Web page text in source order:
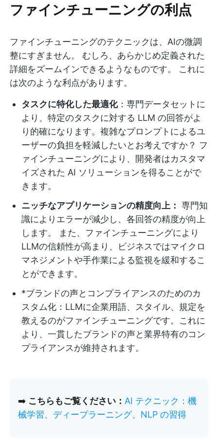
ファインチューニングの利点
ファインチューニングのテクニックは、AIの微調
整にすぎません。 むしろ、あらかじめ定義された
詳細をズームインできるようなものです。 これに
は次のような利点があります。
タスクに特化した最適化：専門データセットに
より、特定のタスクに対する LLM の回答がよ
り的確になります。複雑なプロンプトによるユ
ーザーの負担を軽減したいとお考えですか？ フ
ァインチューニングにより、開発者はカスタマ
イズされた AI ソリューションを得ることがで
きます。
ニッチなアプリケーションの精度向上： 専門知
識によりエラーが減少し、各回答の精度が向上
します。 また、ファインチューニングにより
LLMの信頼性が高まり、ビジネスではマイクロ
マネジメントや手作業による監視を緩和するこ
とができます。
*ブランドの声とコンプライアンスのためのカ
スタム化：LLMに企業用語、スタイル、規定を
教えるのがファインチューニングです。これに
より、一貫したブランドの声と業界特有のコン
プライアンスが維持されます。
➡️ こちらもご覧ください： AI テクニック：機
械学習、ディープラーニング、NLP の習得